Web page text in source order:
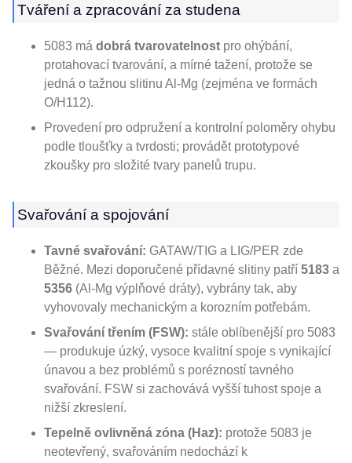
Tváření a zpracování za studena
5083 má dobrá tvarovatelnost pro ohýbání,
protahovací tvarování, a mírné tažení, protože se
jedná o tažnou slitinu Al-Mg (zejména ve formách
O/H112).
Provedení pro odpružení a kontrolní poloměry ohybu
podle tloušťky a tvrdosti; provádět prototypové
zkoušky pro složité tvary panelů trupu.
Svařování a spojování
Tavné svařování: GATAW/TIG a LIG/PER zde
Běžné. Mezi doporučené přídavné slitiny patří 5183 a
5356 (Al-Mg výplňové dráty), vybrány tak, aby
vyhovovaly mechanickým a korozním potřebám.
Svařování třením (FSW): stále oblíbenější pro 5083
— produkuje úzký, vysoce kvalitní spoje s vynikající
únavou a bez problémů s porézností tavného
svařování. FSW si zachovává vyšší tuhost spoje a
nižší zkreslení.
Tepelně ovlivněná zóna (Haz): protože 5083 je
neotevřený, svařováním nedochází k